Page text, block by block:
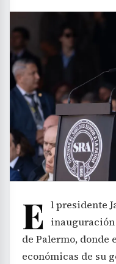
E l presidente
inauguración
de Palermo, donde
económicas de su